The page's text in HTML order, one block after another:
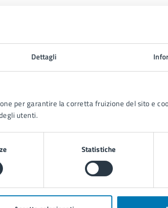
Dettagli
per garantire la corretta fruizione del sito e
utenti.
Statistiche
correlati